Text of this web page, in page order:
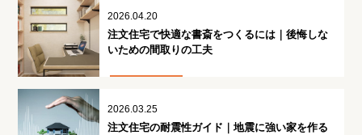
2026.04.20
注文住宅で快適な書斎をつくるには｜後悔しな
いための間取りの工夫
2026.03.25
注文住宅の耐震性ガイド｜地震に強い家を作る